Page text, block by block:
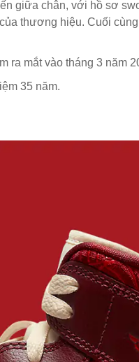
giữa chân, với hồ sơ
thương hiệu. Cuối
ra mắt vào tháng 3 năm
35 năm.